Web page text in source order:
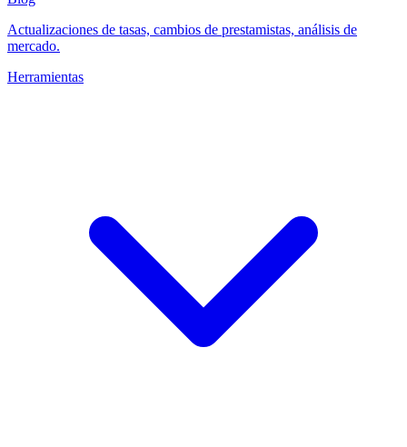
Actualizaciones de tasas, cambios de prestamistas, análisis de
mercado.
Herramientas